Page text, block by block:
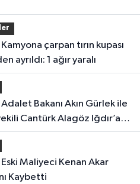
ayrıldı: 1 ağır yaralı
Cantürk Alagöz Iğdır’a
Kaybetti